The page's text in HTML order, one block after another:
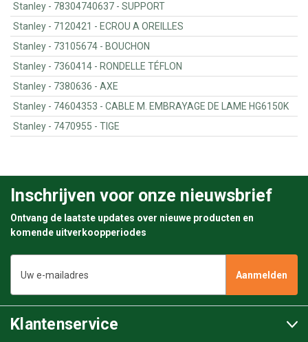
Stanley - 78304740637 - SUPPORT
Stanley - 7120421 - ECROU A OREILLES
Stanley - 73105674 - BOUCHON
Stanley - 7360414 - RONDELLE TÉFLON
Stanley - 7380636 - AXE
Stanley - 74604353 - CABLE M. EMBRAYAGE DE LAME HG6150K
Stanley - 7470955 - TIGE
Inschrijven voor onze nieuwsbrief
Ontvang de laatste updates over nieuwe producten en
komende uitverkoopperiodes
mailadres
Klantenservice